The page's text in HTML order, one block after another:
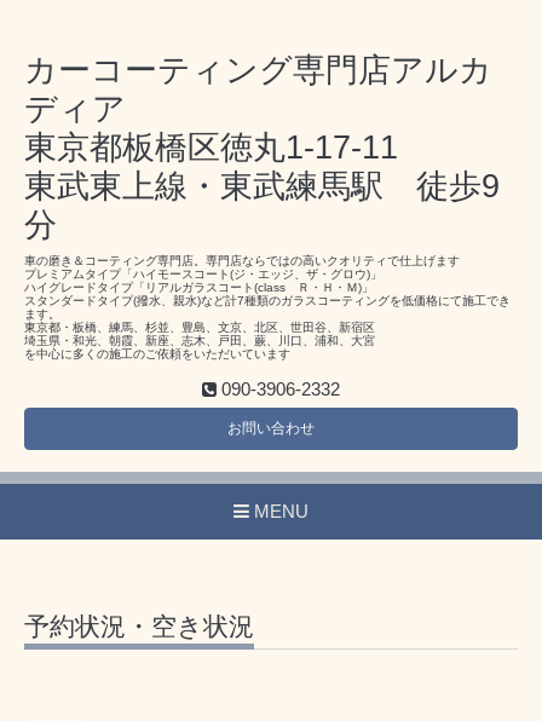
カーコーティング専門店アルカ
ディア
東京都板橋区徳丸1-17-11
東武東上線・東武練馬駅 徒歩9
分
車の磨き＆コーティング専門店。専門店ならではの高いクオリティで仕上げます
プレミアムタイプ「ハイモースコート(ジ・エッジ、ザ・グロウ)」
ハイグレードタイプ「リアルガラスコート(class Ｒ・Ｈ・Ｍ)」
スタンダードタイプ(撥水、親水)など計7種類のガラスコーティングを低価格にて施工でき
ます。
東京都・板橋、練馬、杉並、豊島、文京、北区、世田谷、新宿区
埼玉県・和光、朝霞、新座、志木、戸田、蕨、川口、浦和、大宮
を中心に多くの施工のご依頼をいただいています
090-3906-2332
お問い合わせ
MENU
予約状況・空き状況